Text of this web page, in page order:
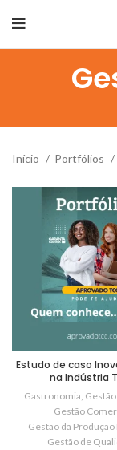
Início Portfólios
Estudo de caso
na Indústria
Gastronomia,
Gestão
Gestão da
Gestão de